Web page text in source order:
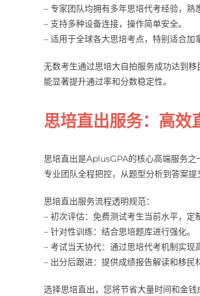
– 专家团队均拥有多年思培代考经验，熟
– 支持多种设备连接，操作简单安全。
– 适用于全球各大思培考点，特别适合加
无数考生通过思培大自拍服务成功达到
能显著提升通过率和分数稳定性。
思培直出服务：高效
思培直出是AplusGPA的核心高端服务之
专业团队全程把控，从题型分析到答案提
思培直出服务流程透明规范：
– 初次评估：免费测试考生当前水平，定
– 针对性训练：结合思培题库进行强化。
– 考试当天协代：通过思培代考机制实现
– 出分后跟进：提供成绩报告解读和移民
选择思培直出，您将节省大量时间和金